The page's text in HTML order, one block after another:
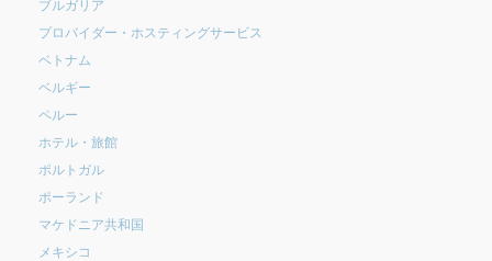
ブルガリア
プロバイダー・ホスティングサービス
ベトナム
ベルギー
ペルー
ホテル・旅館
ポルトガル
ポーランド
マケドニア共和国
メキシコ